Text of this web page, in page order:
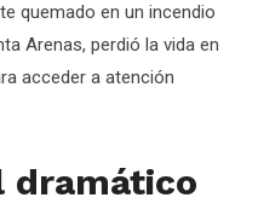
quemado en un incendio
Arenas, perdió la vida en
acceder a atención
dramático